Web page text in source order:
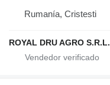
Rumanía, Cristesti
ROYAL DRU AGRO S.R.L.